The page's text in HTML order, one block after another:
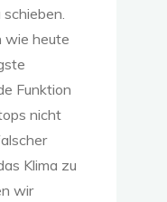
wie heute
Funktion
nicht
Klima zu
wir